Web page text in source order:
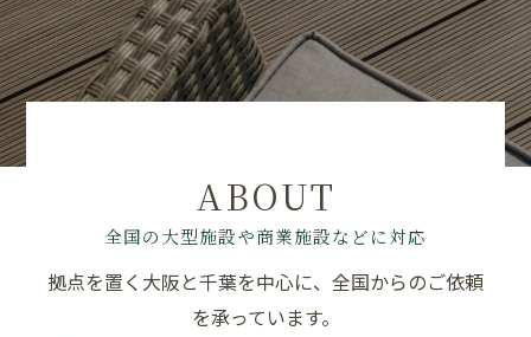
全国の大型施設や商業施設などに対応
ABOUT
拠点を置く大阪と千葉を中心に、全国からのご依頼
を承っています。